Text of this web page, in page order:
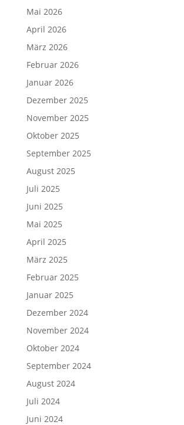
Mai 2026
April 2026
März 2026
Februar 2026
Januar 2026
Dezember 2025
November 2025
Oktober 2025
September 2025
August 2025
Juli 2025
Juni 2025
Mai 2025
April 2025
März 2025
Februar 2025
Januar 2025
Dezember 2024
November 2024
Oktober 2024
September 2024
August 2024
Juli 2024
Juni 2024